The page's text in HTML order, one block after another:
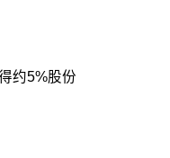
约5%股份